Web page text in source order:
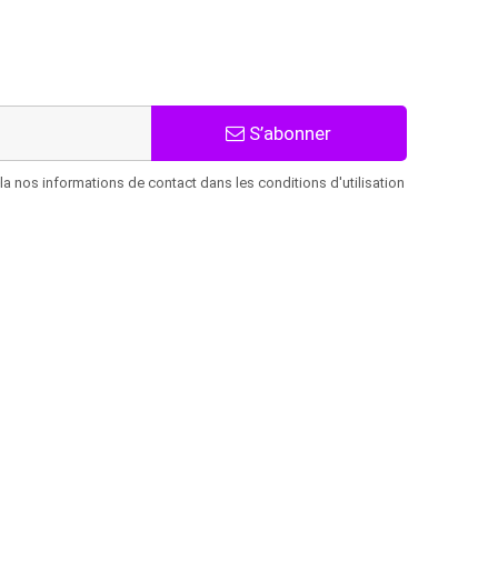
S’abonner
nos informations de contact dans les conditions d'utilisation